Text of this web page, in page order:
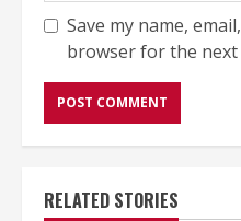
Save my name,
browser for the next
RELATED STORIES